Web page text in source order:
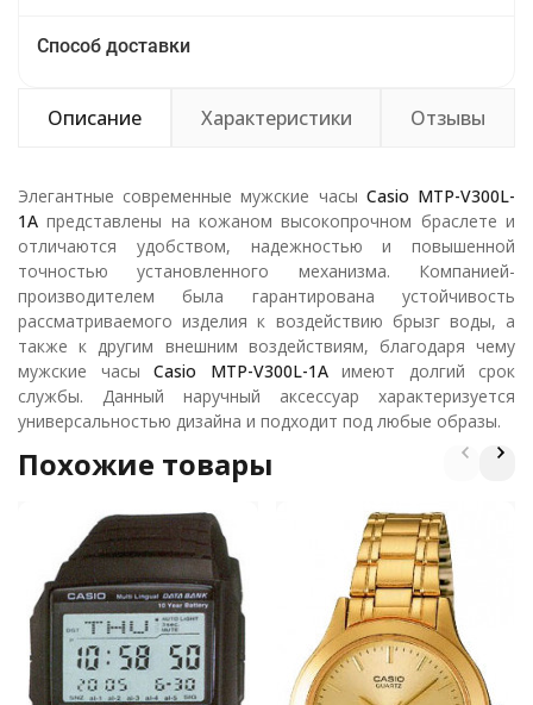
Способ доставки
Описание Характеристики Отзывы
Элегантные современные мужские часы Casio MTP-V300L-
1A представлены на кожаном высокопрочном браслете и
отличаются удобством, надежностью и повышенной
точностью установленного механизма. Компанией-
производителем была гарантирована устойчивость
рассматриваемого изделия к воздействию брызг воды, а
также к другим внешним воздействиям, благодаря чему
мужские часы Casio MTP-V300L-1Aимеют долгий срок
службы. Данный наручный аксессуар характеризуется
универсальностью дизайна и подходит под любые образы.
Похожие товары